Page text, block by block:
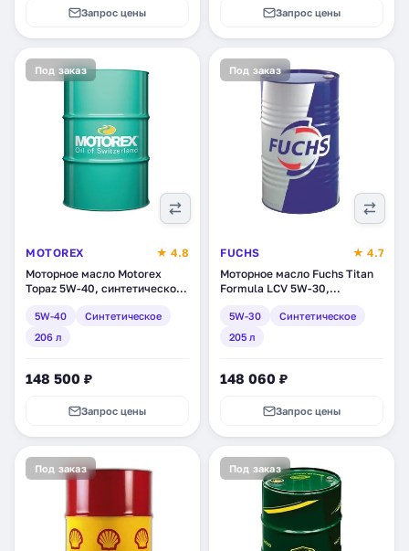
Запрос цены Запрос цены
Под заказ
MOTOREX
★ 4.8
Моторное масло Motorex
Topaz 5W-40, синтетическое,
5W-40
Синтетическое
206 л
148 500 ₽
Запрос цены
Под заказ
FUCHS
★ 4.7
Моторное масло Fuchs Titan
Formula LCV 5W-30,
(2251100004)
5W-30
Синтетическое
205 л
148 060 ₽
Запрос цены
Под заказ Под заказ